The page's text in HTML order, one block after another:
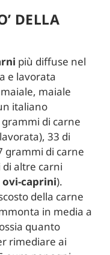
DELLA
più diffuse nel
e lavorata
maiale
italiano
di carne
33 di
grammi di carne
altre carni
ovi-caprini).
della carne
in media a
quanto
rimediare ai